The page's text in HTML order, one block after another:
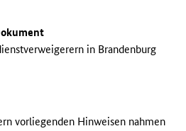
in Brandenburg
vorliegenden Hinweisen nahmen